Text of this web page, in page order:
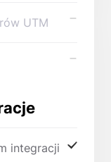
UTM
integracji